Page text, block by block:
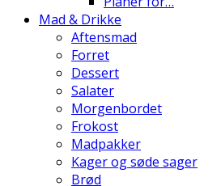
Mad & Drikke
Aftensmad
Forret
Dessert
Salater
Morgenbordet
Frokost
Madpakker
Kager og søde sager
Brød